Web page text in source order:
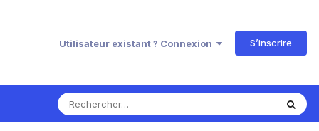
Utilisateur existant ? Connexion S’inscrire